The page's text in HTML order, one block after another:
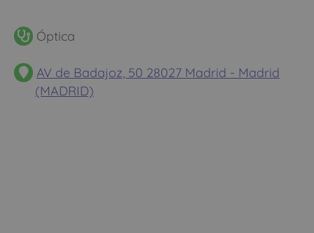
Óptica
AV de Badajoz, 50 28027 Madrid - Madrid
(MADRID)